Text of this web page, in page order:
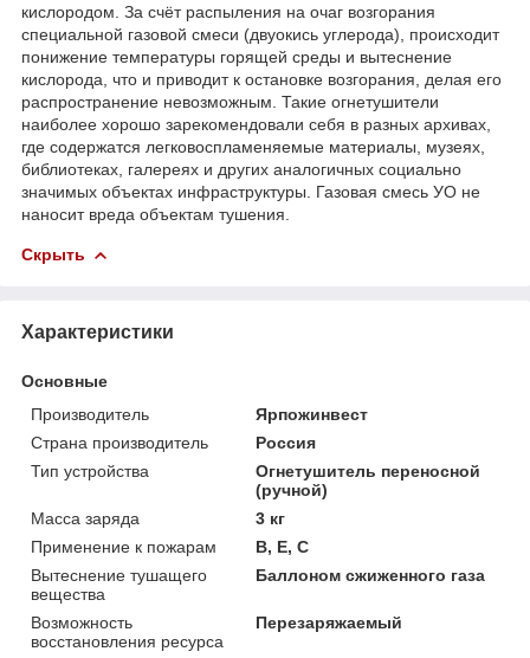
кислородом. За счёт распыления на очаг возгорания
специальной газовой смеси (двуокись углерода), происходит
понижение температуры горящей среды и вытеснение
кислорода, что и приводит к остановке возгорания, делая его
распространение невозможным. Такие огнетушители
наиболее хорошо зарекомендовали себя в разных архивах,
где содержатся легковоспламеняемые материалы, музеях,
библиотеках, галереях и других аналогичных социально
значимых объектах инфраструктуры. Газовая смесь УО не
наносит вреда объектам тушения.
Скрыть
Характеристики
Основные
Производитель
Ярпожинвест
Страна производитель
Россия
Тип устройства
Огнетушитель переносной
(ручной)
Масса заряда
3 кг
Применение к пожарам
В, Е, С
Вытеснение тушащего
вещества
Баллоном сжиженного газа
Возможность
восстановления ресурса
Перезаряжаемый